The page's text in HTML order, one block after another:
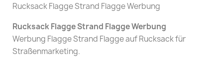
Rucksack Flagge Strand Flagge Werbung
Rucksack Flagge Strand Flagge Werbung
Werbung Flagge Strand Flagge auf Rucksack für
Straßenmarketing.